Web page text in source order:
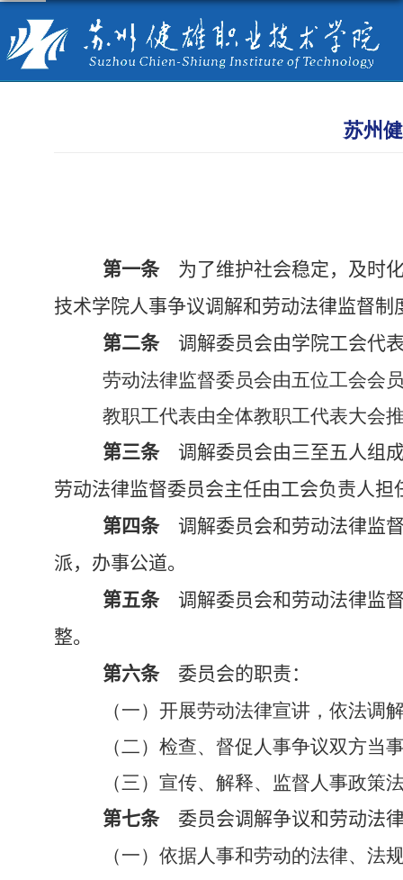
苏州
第一条为了维护社会稳定，及时化
技术学院人事争议调解和劳动法律监督制
第二条调解委员会由学院工会代表
劳动法律监督委员会由五位工会会
教职工代表由全体教职工代表大会
第三条调解委员会由三至五人组成
劳动法律监督委员会主任由工会负责人
第四条调解委员会和劳动法律监督
派，办事公道。
第五条调解委员会和劳动法律监督
整。
第六条委员会的职责：
（一）开展劳动法律宣讲，依法调
（二）检查、督促人事争议双方当
（三）宣传、解释、监督人事政策
第七条委员会调解争议和劳动法
（一）依据人事和劳动的法律、法